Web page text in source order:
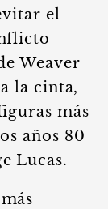
el
Weaver
la cinta,
más
años 80
Lucas.